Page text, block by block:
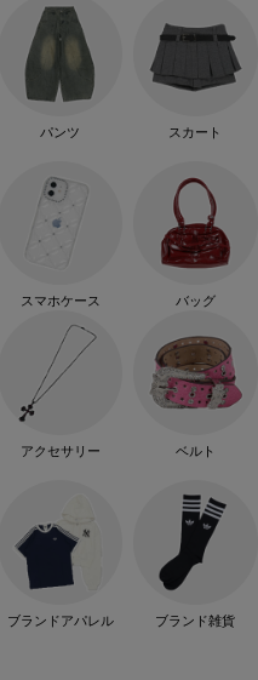
パンツ スカート
スマホケース バッグ
アクセサリー ベルト
ブランドアパレル ブランド雑貨